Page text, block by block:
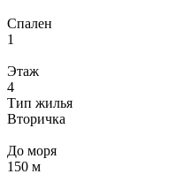
Спален
1
Этаж
4
Тип жилья
Вторичка
До моря
150 м